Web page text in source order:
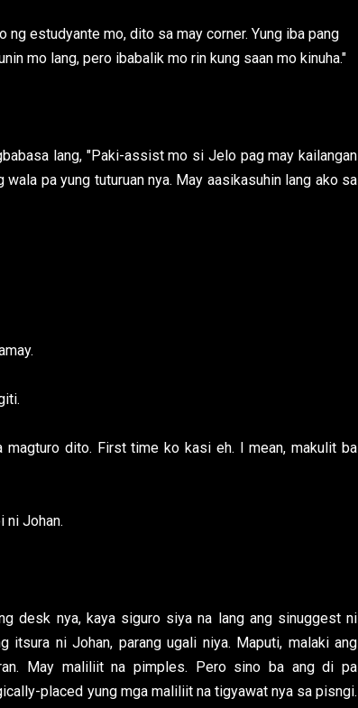
ng estudyante mo, dito sa may corner. Yung iba pang
mo lang, pero ibabalik mo rin kung saan mo kinuha."
lang, "Paki-assist mo si Jelo pag may kailangan
pa yung tuturuan nya. May aasikasuhin lang ako sa
magturo dito. First time ko kasi eh. I mean, makulit ba
ni Johan.
desk nya, kaya siguro siya na lang ang sinuggest ni
itsura ni Johan, parang ugali niya. Maputi, malaki ang
May maliliit na pimples. Pero sino ba ang di pa
placed yung mga maliliit na tigyawat nya sa pisngi.